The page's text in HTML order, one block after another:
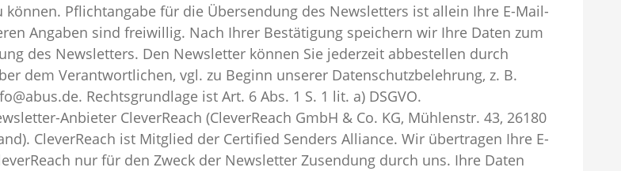
können. Pflichtangabe für die Übersendung des Newsletters ist allein Ihre E-Mail-
Angaben sind freiwillig. Nach Ihrer Bestätigung speichern wir Ihre Daten zum
des Newsletters. Den Newsletter können Sie jederzeit abbestellen durch
dem Verantwortlichen, vgl. zu Beginn unserer Datenschutzbelehrung, z. B.
Rechtsgrundlage ist Art. 6 Abs. 1 S. 1 lit. a) DSGVO.
Anbieter CleverReach (CleverReach GmbH & Co. KG, Mühlenstr. 43, 26180
CleverReach ist Mitglied der Certified Senders Alliance. Wir übertragen Ihre E-
nur für den Zweck der Newsletter Zusendung durch uns. Ihre Daten